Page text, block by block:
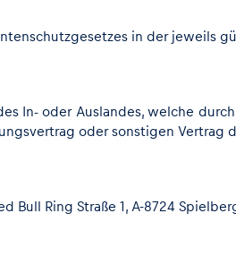
in der jeweils
In- oder Auslandes, welche
oder sonstigen
Bull Ring Straße 1, A-8724